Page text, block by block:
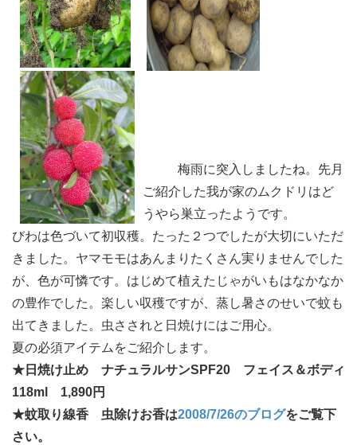
梅雨に突入しましたね。先月
ご紹介した我が家のムクドリはど
うやら巣立ったようです。
びわは色づいて初収穫。たった２つでしたが大切にいただ
きました。ヤマモモはあんまりたくさん実りませんでした
が、色が可憐です。はじめて植えたじゃがいもはなかなか
の豊作でした。楽しい収穫ですが、蒸し暑さのせいで蚊も
出てきました。虫さされと日焼けにはご用心。
夏の必須アイテムをご紹介します。
★日焼け止め ナチュラルサンSPF20 フェイス＆ボディ
118ml 1,890円
★蚊取り線香 虫除けお香は2008/7/26のブログをご覧下
さい。